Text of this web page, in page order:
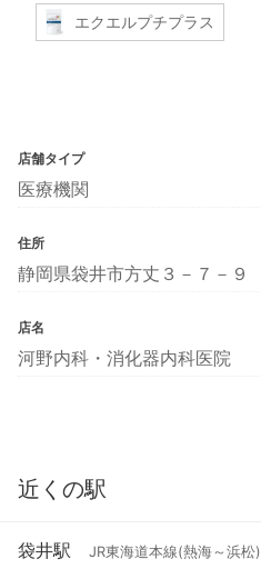
エクエルプチプラス
店舗タイプ
医療機関
住所
静岡県袋井市方丈３－７－９
店名
河野内科・消化器内科医院
近くの駅
袋井駅 JR東海道本線(熱海～浜松)